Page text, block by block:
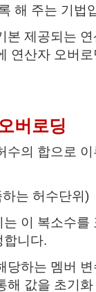
해 주는 기법
본 제공되는
연산자 오버
버로딩
수의 합으로
는 허수단위 )
이 복소수를
합니다.
당하는 멤버 변
해 값을 초기